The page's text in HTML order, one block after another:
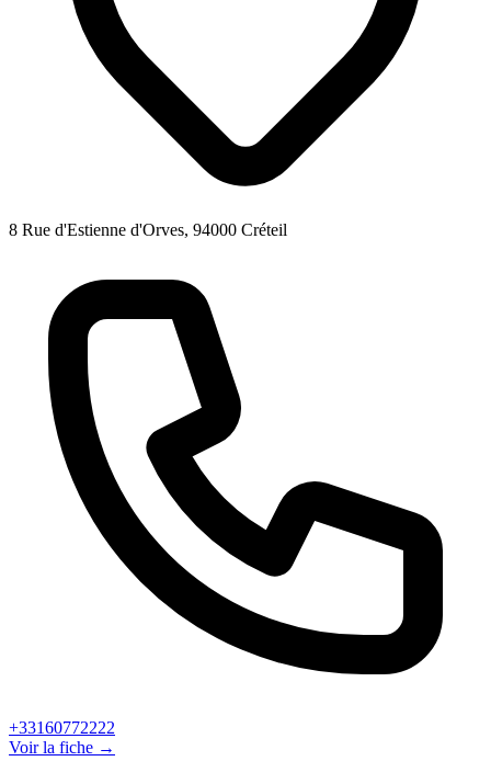
8 Rue d'Estienne d'Orves, 94000 Créteil
+33160772222
Voir la fiche →